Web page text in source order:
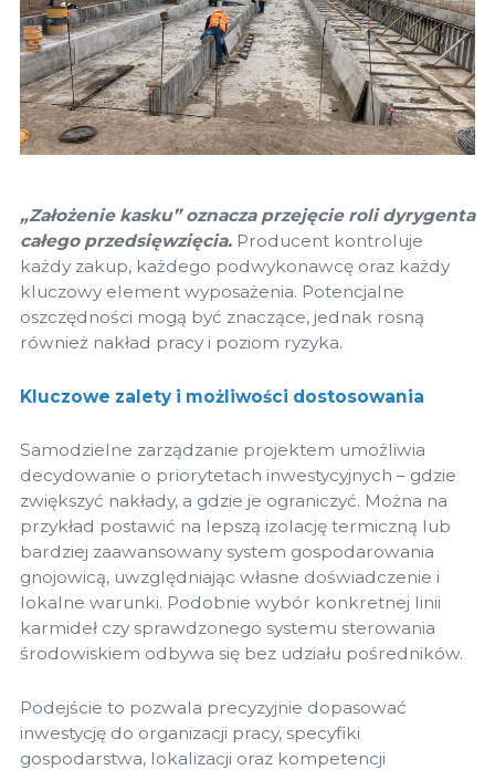
„Założenie kasku” oznacza przejęcie roli dyrygenta
całego przedsięwzięcia. Producent kontroluje
każdy zakup, każdego podwykonawcę oraz każdy
kluczowy element wyposażenia. Potencjalne
oszczędności mogą być znaczące, jednak rosną
również nakład pracy i poziom ryzyka.
Kluczowe zalety i możliwości dostosowania
Samodzielne zarządzanie projektem umożliwia
decydowanie o priorytetach inwestycyjnych – gdzie
zwiększyć nakłady, a gdzie je ograniczyć. Można na
przykład postawić na lepszą izolację termiczną lub
bardziej zaawansowany system gospodarowania
gnojowicą, uwzględniając własne doświadczenie i
lokalne warunki. Podobnie wybór konkretnej linii
karmideł czy sprawdzonego systemu sterowania
środowiskiem odbywa się bez udziału pośredników.
Podejście to pozwala precyzyjnie dopasować
inwestycję do organizacji pracy, specyfiki
gospodarstwa, lokalizacji oraz kompetencji